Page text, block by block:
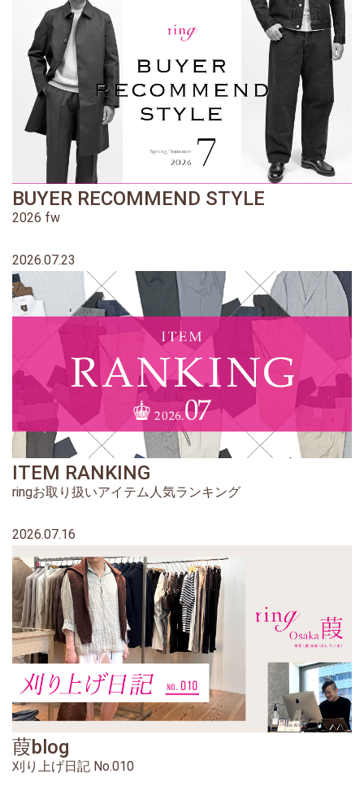
BUYER RECOMMEND STYLE
2026 fw
2026.07.23
ITEM RANKING
ringお取り扱いアイテム人気ランキング
2026.07.16
葭blog
刈り上げ日記 No.010